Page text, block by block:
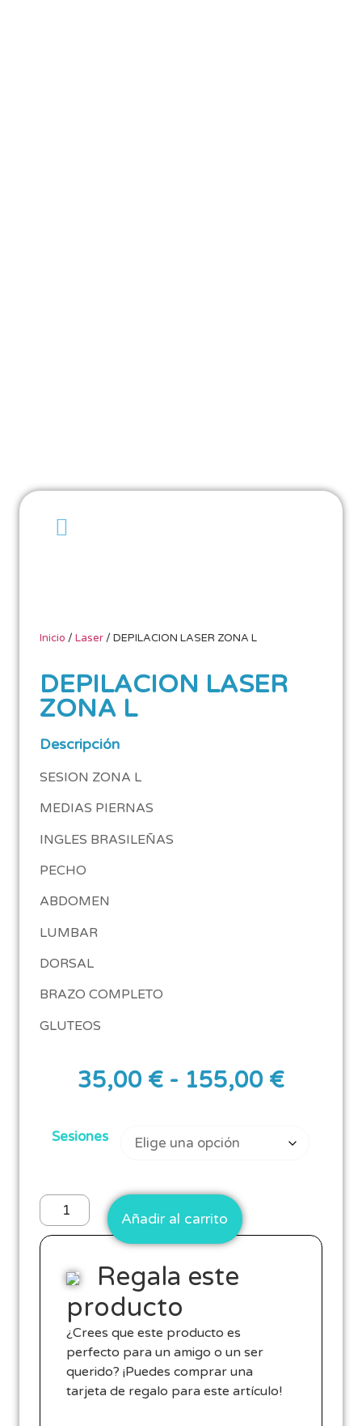
Inicio /Laser / DEPILACION LASER ZONA L
DEPILACION LASER
ZONA L
Descripción
SESION ZONA L
MEDIAS PIERNAS
INGLES BRASILEÑAS
PECHO
ABDOMEN
LUMBAR
DORSAL
BRAZO COMPLETO
GLUTEOS
35,00 € - 155,00 €
Sesiones
Añadir al carrito
Regala este
producto
¿Crees que este producto es
perfecto para un amigo o un ser
querido? ¡Puedes comprar una
tarjeta de regalo para este artículo!